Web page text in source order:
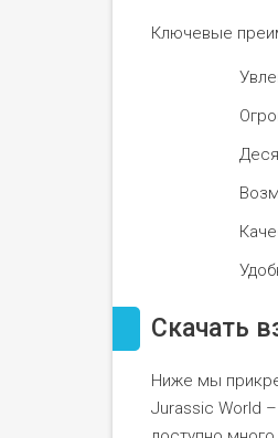
Ключевые
Скачать
Ниже мы
Jurassic World